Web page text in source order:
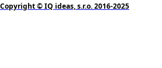
Copyright © IQ ideas, s.r.o. 2016-2025